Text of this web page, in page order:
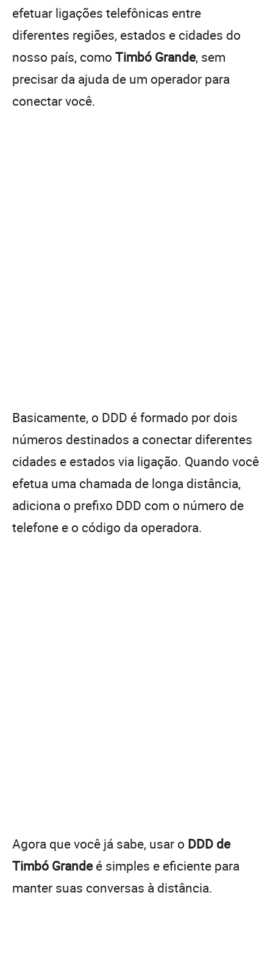
efetuar ligações telefônicas entre
diferentes regiões, estados e cidades do
nosso país, como Timbó Grande, sem
precisar da ajuda de um operador para
conectar você.
Basicamente, o DDD é formado por dois
números destinados a conectar diferentes
cidades e estados via ligação. Quando você
efetua uma chamada de longa distância,
adiciona o prefixo DDD com o número de
telefone e o código da operadora.
Agora que você já sabe, usar o DDD de
Timbó Grandeé simples e eficiente para
manter suas conversas à distância.